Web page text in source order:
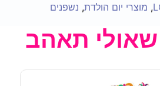
, מוצרי יום הולדת, נשפנים
שאולי תאהב